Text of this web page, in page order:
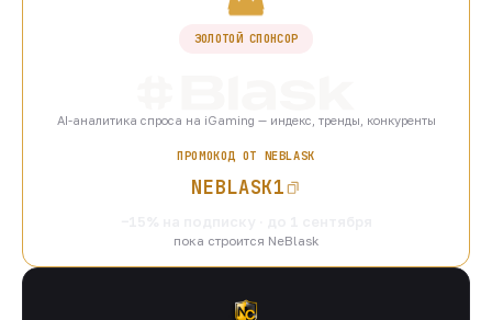
ЗОЛОТОЙ СПОНСОР
AI-аналитика спроса на iGaming — индекс, тренды, конкуренты
ПРОМОКОД ОТ NEBLASK
NEBLASK1
пока строится NeBlask